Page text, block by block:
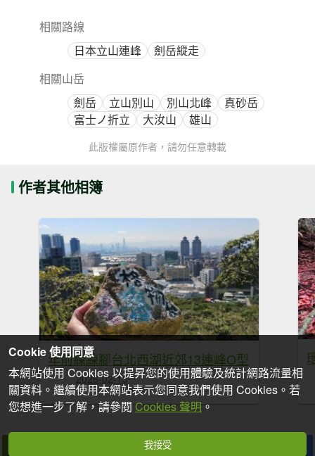
相關路線
日本立山連峰
劍岳縱走
相關山岳
劍岳
立山別山 別山北峰
真砂岳
富士ノ折立
大汝山 雄山
此版權屬原作者，請勿任意轉載
作者其他相簿
年前練練腳台北西湖近郊13連峰O型
2026-02-13
收藏
Cookie 使用同意
本網站使用 Cookies 以提昇您的使用體驗及統計網路流量相
關資料。繼續使用本網站表示您同意我們使用 Cookies。若
您想進一步了解，請參閱 Cookies 聲明 。
我接受